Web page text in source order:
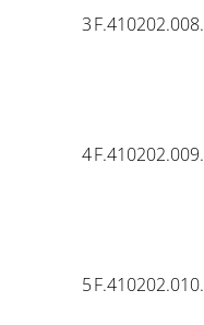
3
4
5